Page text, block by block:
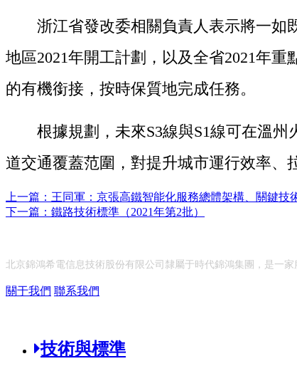
浙江省發改委相關負責人表示將一如既
地區2021年開工計劃，以及全省2021年
的有機銜接，按時保質地完成任務。
根據規劃，未來S3線與S1線可在溫州
道交通覆蓋范圍，對提升城市運行效率、
上一篇：王同軍：京張高鐵智能化服務總體架構、關鍵技
下一篇：鐵路技術標準（2021年第2批）
北京錦鴻希電信息技術股份有限公司隸屬于時代錦鴻集團，是一
關于我們 聯系我們
技術與標準